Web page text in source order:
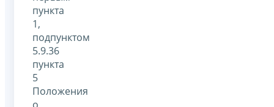
пункта
1,
подпунктом
5.9.36
пункта
5
Положения
о